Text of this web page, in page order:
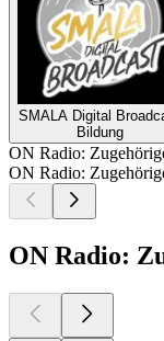
SMALA Digital
Bildung
ON Radio:
ON Radio:
ON Radio: